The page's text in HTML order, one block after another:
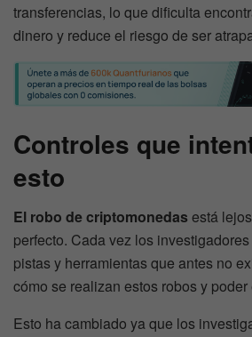
transferencias, lo que dificulta
dinero y reduce el riesgo de ser
Controles que
esto
El robo de criptomonedas está
perfecto. Cada vez los
pistas y herramientas que antes no
cómo se realizan estos robos y poder
Esto ha cambiado ya que los